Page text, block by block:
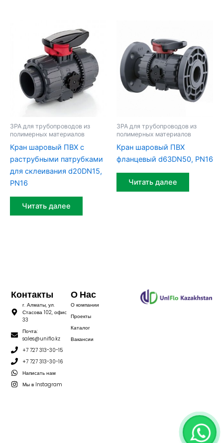
ЗРА для трубопроводов из
полимерных материалов
Кран шаровый ПВХ c
раструбными патрубками
для склеивания d20DN15,
PN16
Читать далее
ЗРА для трубопроводов из
полимерных материалов
Кран шаровый ПВХ
фланцевый d63DN50, PN16
Читать далее
О Нас
О компании
Проекты
Каталог
Вакансии
Контакты
г. Алматы, ул.
Стасова 102, офис
33
Почта:
sales@uniflo.kz
+7 727 313-30-15
+7 727 313-30-16
Написать нам
Мы в Instagram